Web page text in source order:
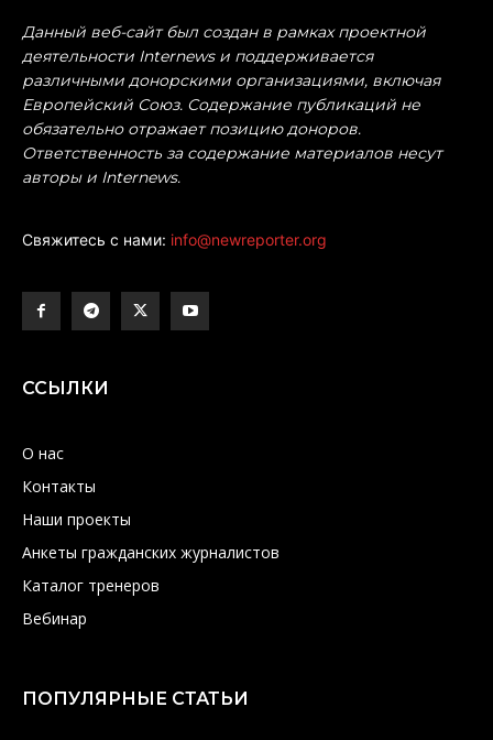
Данный веб-сайт был создан в рамках проектной
деятельности Internews и поддерживается
различными донорскими организациями, включая
Европейский Союз. Содержание публикаций не
обязательно отражает позицию доноров.
Ответственность за содержание материалов несут
авторы и Internews.
Свяжитесь с нами: info@newreporter.org
ССЫЛКИ
О нас
Контакты
Наши проекты
Анкеты гражданских журналистов
Каталог тренеров
Вебинар
ПОПУЛЯРНЫЕ СТАТЬИ